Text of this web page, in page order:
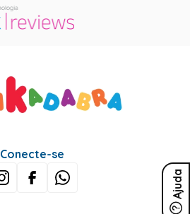
Ajuda
Conecte-se